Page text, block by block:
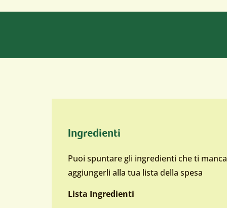
Ingredienti
Puoi spuntare gli ingredienti che ti
aggiungerli alla tua lista della spesa
Lista Ingredienti